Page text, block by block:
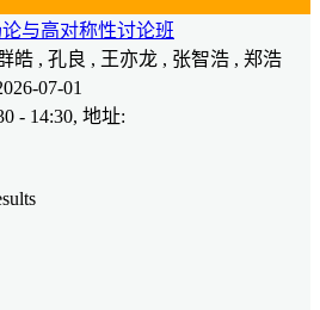
与高对称性讨论班
皓 , 孔良 , 王亦龙 , 张智浩 , 郑浩
07-01
- 14:30, 地址: